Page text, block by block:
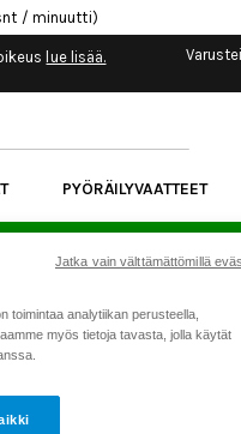
/ minuutti)
lue lisää.
PYÖRÄILYVAATTEET
toimintaa analytiikan perusteella,
myös tietoja tavasta, jolla käytät
Jatka vain välttämättömillä